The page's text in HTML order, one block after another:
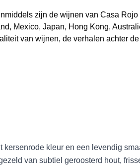
zijn de wijnen van Casa
Mexico, Japan, Hong Kong,
van wijnen, de verhalen achter
kleur en een levendig
van subtiel geroosterd hout,